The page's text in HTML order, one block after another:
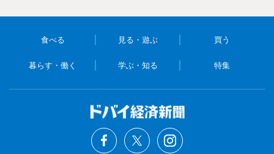
食べる 見る・遊ぶ 買う
暮らす・働く 学ぶ・知る 特集